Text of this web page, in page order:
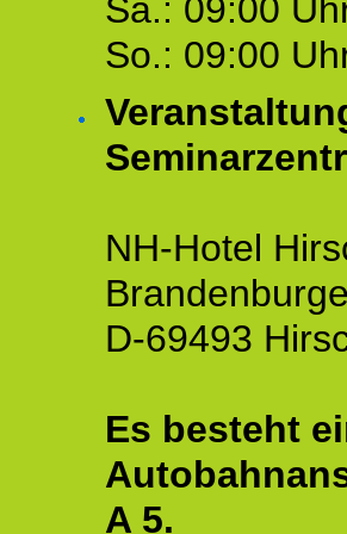
Sa.: 09:00
So.: 09:00
NH-Hotel
D-69493
Es besteht
A 5.